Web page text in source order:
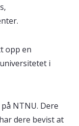
opp en
i
NTNU. Dere
dere bevist at